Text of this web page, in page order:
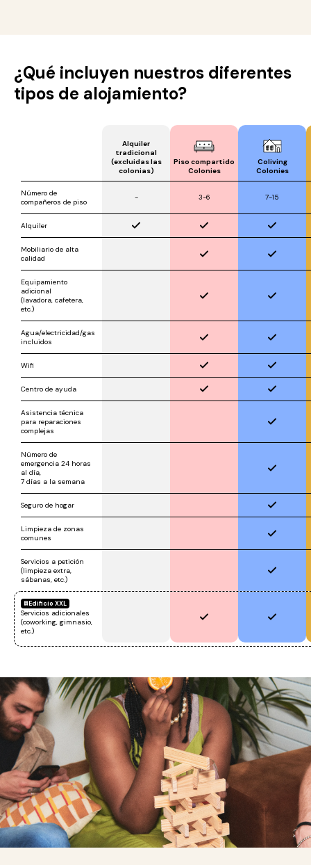
¿Qué incluyen nuestros diferentes
tipos de alojamiento?
Alquiler
tradicional
(excluidas las
colonias)
Piso compartido
Colonies
Coliving
Colonies
Número de
compañeros de piso
- 3-6 7-15
Alquiler
Mobiliario de alta
calidad
Equipamiento
adicional
(lavadora, cafetera,
etc.)
Agua/electricidad/gas
incluidos
Wifi
Centro de ayuda
Asistencia técnica
para reparaciones
complejas
Número de
emergencia 24 horas
al día,
7 días a la semana
Seguro de hogar
Limpieza de zonas
comunes
Servicios a petición
(limpieza extra,
sábanas, etc.)
Edificio XXL
Servicios adicionales
(coworking, gimnasio,
etc.)